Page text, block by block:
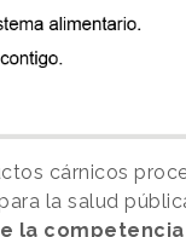
cárnicos
la salud
la